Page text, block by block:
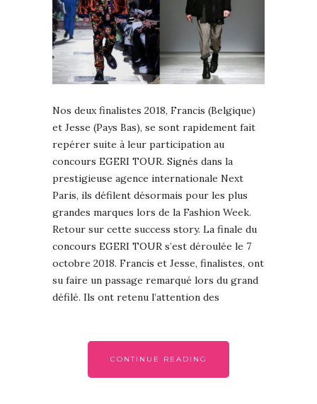
Nos deux finalistes 2018, Francis (Belgique)
et Jesse (Pays Bas), se sont rapidement fait
repérer suite à leur participation au
concours EGERI TOUR. Signés dans la
prestigieuse agence internationale Next
Paris, ils défilent désormais pour les plus
grandes marques lors de la Fashion Week.
Retour sur cette success story. La finale du
concours EGERI TOUR s’est déroulée le 7
octobre 2018. Francis et Jesse, finalistes, ont
su faire un passage remarqué lors du grand
défilé. Ils ont retenu l’attention des
CONTINUE READING